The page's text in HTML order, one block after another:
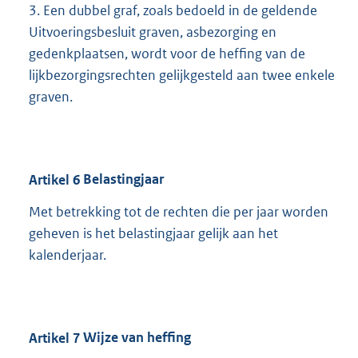
3. Een dubbel graf, zoals bedoeld in de geldende
Uitvoeringsbesluit graven, asbezorging en
gedenkplaatsen, wordt voor de heffing van de
lijkbezorgingsrechten gelijkgesteld aan twee enkele
graven.
Artikel 6 Belastingjaar
Met betrekking tot de rechten die per jaar worden
geheven is het belastingjaar gelijk aan het
kalenderjaar.
Artikel 7Wijze van heffing